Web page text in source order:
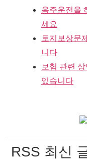
음주운전을
세요
토지보상문
니다
보험 관련
있습니다
RSS 최신